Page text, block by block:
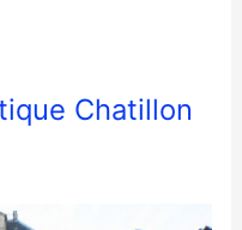
Chatillon